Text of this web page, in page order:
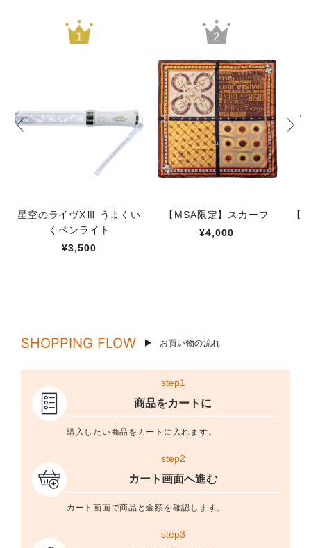
星空のライヴXⅢ うまくい
くペンライト
¥3,500
【MSA限定】スカーフ
¥4,000
【
SHOPPING FLOW お買い物の流れ
step1
商品をカートに
購入したい商品をカートに入れます。
step2
カート画面へ進む
カート画面で商品と金額を確認します。
step3